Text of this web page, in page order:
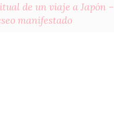
de un viaje a Japón –
manifestado